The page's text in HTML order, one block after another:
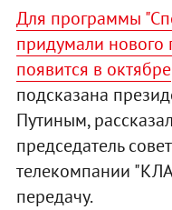
Для программы
придумали нового
появится в октябре
подсказана
Путиным,
председатель
телекомпании
передачу.